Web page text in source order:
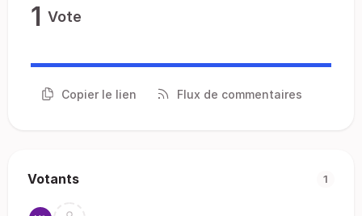
1 Vote
Copier le lien Flux de commentaires
Votants 1